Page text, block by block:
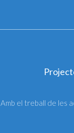
Amb el treball de les